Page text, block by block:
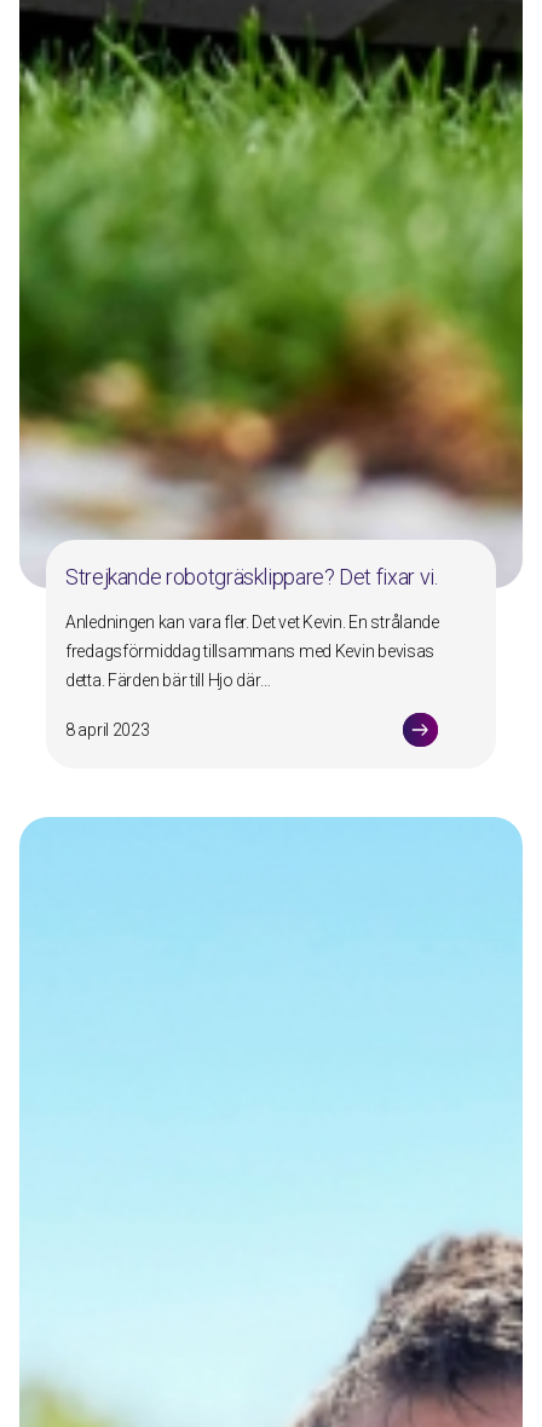
Strejkande robotgräsklippare? Det fixar vi.
Anledningen kan vara fler. Det vet Kevin. En strålande
fredagsförmiddag tillsammans med Kevin bevisas
detta. Färden bär till Hjo där…
8 april 2023